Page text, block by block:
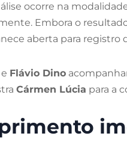
ocorre na
Embora o
aberta para registro
e Flávio Dino
Cármen Lúcia para a